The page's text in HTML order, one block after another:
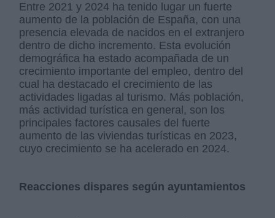
Entre 2021 y 2024 ha tenido lugar un fuerte
aumento de la población de España, con una
presencia elevada de nacidos en el extranjero
dentro de dicho incremento. Esta evolución
demográfica ha estado acompañada de un
crecimiento importante del empleo, dentro del
cual ha destacado el crecimiento de las
actividades ligadas al turismo. Más población,
más actividad turística en general, son los
principales factores causales del fuerte
aumento de las viviendas turísticas en 2023,
cuyo crecimiento se ha acelerado en 2024.
Reacciones dispares según ayuntamientos